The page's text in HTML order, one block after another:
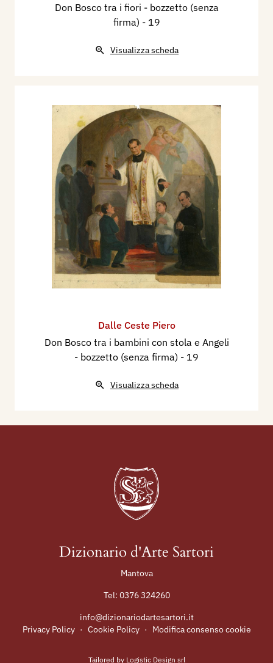
Don Bosco tra i fiori - bozzetto (senza
firma) - 19
Visualizza scheda
Dalle Ceste Piero
Don Bosco tra i bambini con stola e Angeli
- bozzetto (senza firma) - 19
Visualizza scheda
Dizionario d'Arte Sartori
Mantova
Tel: 0376 324260
info@dizionariodartesartori.it
Privacy Policy · Cookie Policy · Modifica consenso cookie
Tailored by Logistic Design srl